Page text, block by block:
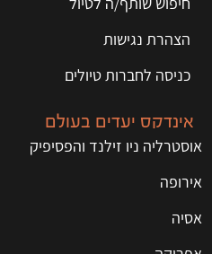
הצהרת נגישות
כניסה לחברות טיולים
אינדקס יעדים בעולם
אוסטרליה ניו זילנד והפסיפיק
אירופה
אסיה